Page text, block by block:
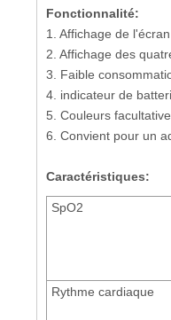
Fonctionnalité:
1. Affichage de
2. Affichage des
3. Faible
4. indicateur de
5. Couleurs
6. Convient pour un
Caractéristiques:
SpO2
Rythme cardiaque